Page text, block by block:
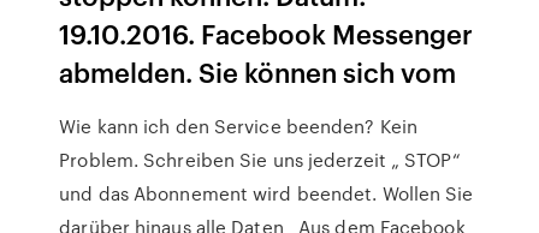
19.10.2016. Facebook Messenger
abmelden. Sie können sich vom
Wie kann ich den Service beenden? Kein
Problem. Schreiben Sie uns jederzeit „ STOP“
und das Abonnement wird beendet. Wollen Sie
darüber hinaus alle Daten Aus dem Facebook